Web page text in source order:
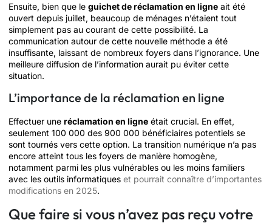
Ensuite, bien que le guichet de réclamation en ligne ait été
ouvert depuis juillet, beaucoup de ménages n’étaient tout
simplement pas au courant de cette possibilité. La
communication autour de cette nouvelle méthode a été
insuffisante, laissant de nombreux foyers dans l’ignorance. Une
meilleure diffusion de l’information aurait pu éviter cette
situation.
L’importance de la réclamation en ligne
Effectuer une réclamation en ligne était crucial. En effet,
seulement 100 000 des 900 000 bénéficiaires potentiels se
sont tournés vers cette option. La transition numérique n’a pas
encore atteint tous les foyers de manière homogène,
notamment parmi les plus vulnérables ou les moins familiers
avec les outils informatiques et pourrait connaître d’importantes
modifications en 2025.
Que faire si vous n’avez pas reçu votre